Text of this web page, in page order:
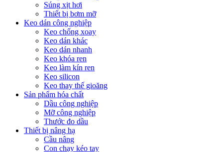
Súng xịt hơi
Thiết bị bơm mỡ
Keo dán công nghiệp
Keo chống xoay
Keo dán khác
Keo dán nhanh
Keo khóa ren
Keo làm kín ren
Keo silicon
Keo thay thế gioăng
Sản phẩm hóa chất
Dầu công nghiệp
Mỡ công nghiệp
Thước đo dầu
Thiết bị nâng hạ
Cầu nâng
Con chạy kéo tay